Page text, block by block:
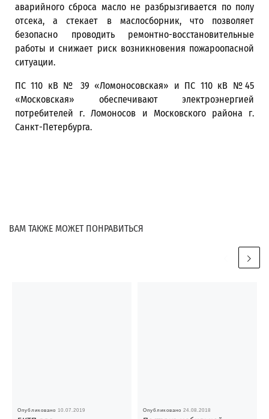
аварийного сброса масло не разбрызгивается по полу
отсека, а стекает в маслосборник, что позволяет
безопасно проводить ремонтно-восстановительные
работы и снижает риск возникновения пожароопасной
ситуации.
ПС 110 кВ № 39 «Ломоносовская» и ПС 110 кВ №45
«Московская» обеспечивают электроэнергией
потребителей г. Ломоносов и Московского района г.
Санкт-Петербурга.
ВАМ ТАКЖЕ МОЖЕТ ПОНРАВИТЬСЯ
Опубликовано10.07.2019 Опубликовано24.08.2018